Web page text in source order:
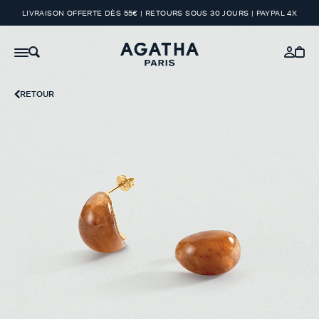
LIVRAISON OFFERTE DÈS 55€ | RETOURS SOUS 30 JOURS | PAYPAL 4X
RETOUR